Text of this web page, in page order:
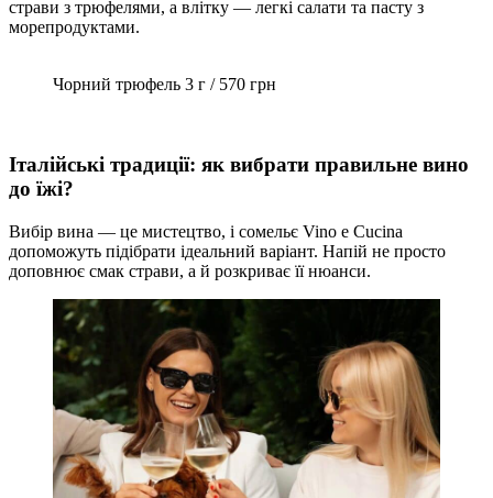
страви з трюфелями, а влітку — легкі салати та пасту з
морепродуктами.
Чорний трюфель 3 г / 570 грн
Італійські традиції: як вибрати правильне вино
до їжі?
Вибір вина — це мистецтво, і сомельє Vino e Cucina
допоможуть підібрати ідеальний варіант. Напій не просто
доповнює смак страви, а й розкриває її нюанси.